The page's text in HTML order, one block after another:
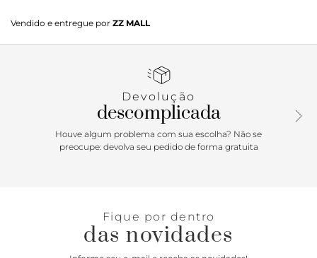
acessório tem formato estruturado, laterais arredondadas e
acabamento liso. Traz alça lateral, alças de mão
em tira com passador e fivela, que se assemelha a um
assinatura discreta do nome da marca. Possui ainda
acessório em correntes bimetal com ganchos na ponta e
letras formando o nome da marca.
Vendido e entregue por ZZ MALL
Devolução
descomplicada
Houve algum problema com sua escolha? Não se
preocupe: devolva seu pedido de forma gratuita
Fique por dentro
das novidades